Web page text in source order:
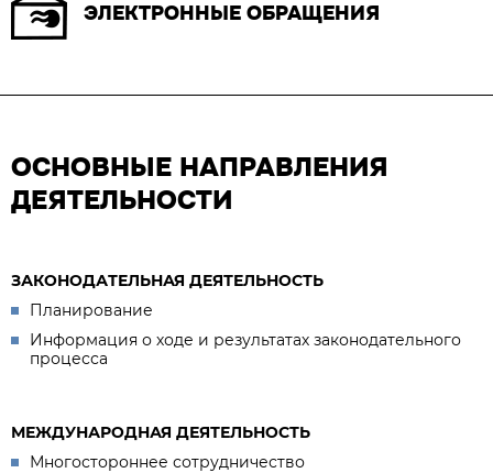
ЭЛЕКТРОННЫЕ ОБРАЩЕНИЯ
ОСНОВНЫЕ НАПРАВЛЕНИЯ
ДЕЯТЕЛЬНОСТИ
ЗАКОНОДАТЕЛЬНАЯ ДЕЯТЕЛЬНОСТЬ
Планирование
Информация о ходе и результатах законодательного
процесса
МЕЖДУНАРОДНАЯ ДЕЯТЕЛЬНОСТЬ
Многостороннее сотрудничество